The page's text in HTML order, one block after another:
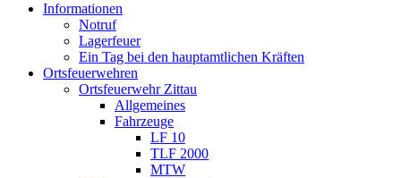
Informationen
Notruf
Lagerfeuer
Ein Tag bei den hauptamtlichen Kräften
Ortsfeuerwehren
Ortsfeuerwehr Zittau
Allgemeines
Fahrzeuge
LF 10
TLF 2000
MTW